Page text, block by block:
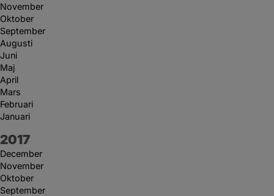
November
Oktober
September
Augusti
Juni
Maj
April
Mars
Februari
Januari
År:
2017
December
November
Oktober
September